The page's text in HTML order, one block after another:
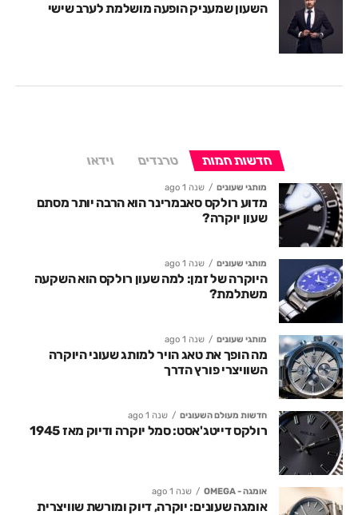
השעון שמעניק הופעה מושלמת לערב שישי
חדשות חמות טרנדים וידאו
מותגי שעונים שנה 1 ago
מדוע רולקס סאבמרינר הוא הרבה יותר מסתם
שעון יוקרה?
מותגי שעונים שנה 1 ago
היוקרה של זמן: למה שעון רולקס הוא השקעה
משתלמת?
מותגי שעונים שנה 1 ago
מה הופך את טאג הויר למותג שעוני היוקרה
השוויצרי פורץ הדרך
חדשות מעולם השעונים שנה 1 ago
רולקס דייטג'אסט: סמל יוקרה ודיוק מאז 1945
אומגה - OMEGA שנה 1 ago
אומגה שעונים: יוקרה, דיוק ומורשת שוויצרית